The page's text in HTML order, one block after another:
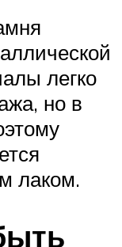
легко
но в
лаком.